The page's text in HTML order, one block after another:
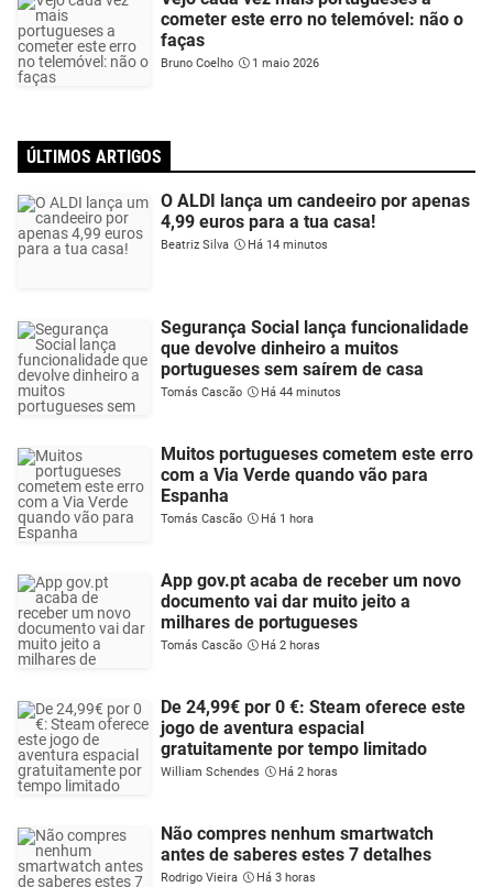
cometer este erro no telemóvel: não o
faças
Bruno Coelho 1 maio 2026
ÚLTIMOS ARTIGOS
O ALDI lança um candeeiro por apenas
4,99 euros para a tua casa!
Beatriz Silva Há 14 minutos
Segurança Social lança funcionalidade
que devolve dinheiro a muitos
portugueses sem saírem de casa
Tomás Cascão Há 44 minutos
Muitos portugueses cometem este erro
com a Via Verde quando vão para
Espanha
Tomás Cascão Há 1 hora
App gov.pt acaba de receber um novo
documento vai dar muito jeito a
milhares de portugueses
Tomás Cascão Há 2 horas
De 24,99€ por 0 €: Steam oferece este
jogo de aventura espacial
gratuitamente por tempo limitado
William Schendes Há 2 horas
Não compres nenhum smartwatch
antes de saberes estes 7 detalhes
Rodrigo Vieira Há 3 horas